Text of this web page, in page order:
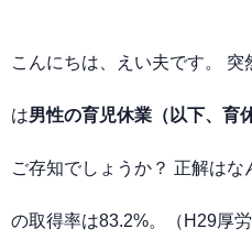
こんにちは、えい夫です。
は男性の育児休業（以下、育
ご存知でしょうか？ 正解はな
の取得率は83.2%。（H29厚